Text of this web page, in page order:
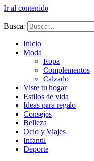
Ir al contenido
Buscar
Inicio
Moda
Ropa
Complementos
Calzado
Viste tu hogar
Estilos de vida
Ideas para regalo
Consejos
Belleza
Ocio y Viajes
Infantil
Deporte